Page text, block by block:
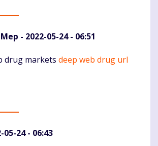
- 2022-05-24 - 06:51
drug markets deep web drug url
05-24 - 06:43